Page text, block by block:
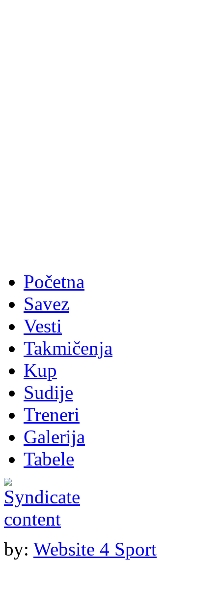
Početna
Savez
Vesti
Takmičenja
Kup
Sudije
Treneri
Galerija
Tabele
by: Website 4 Sport